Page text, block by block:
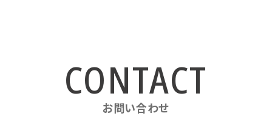
お問い合わせ